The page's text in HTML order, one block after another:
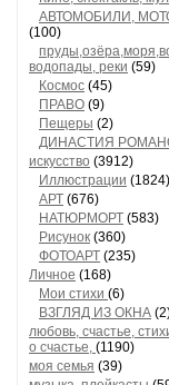
АВТОМОБИЛИ,
(100)
водопады, реки (59)
Космос (45)
ПРАВО (9)
Пещеры (2)
ДИНАСТИЯ
искусство (3912)
Иллюстрации (1824)
АРТ (676)
НАТЮРМОРТ (583)
Рисунок (360)
ФОТОАРТ (235)
Личное (168)
Мои стихи (6)
ВЗГЛЯД ИЗ ОКНА
любовь, счастье,
о счастье, (1190)
моя семья (39)